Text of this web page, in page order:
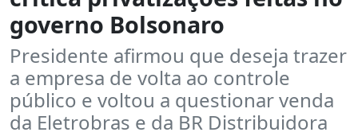
governo Bolsonaro
Presidente afirmou que deseja trazer
a empresa de volta ao controle
público e voltou a questionar venda
da Eletrobras e da BR Distribuidora